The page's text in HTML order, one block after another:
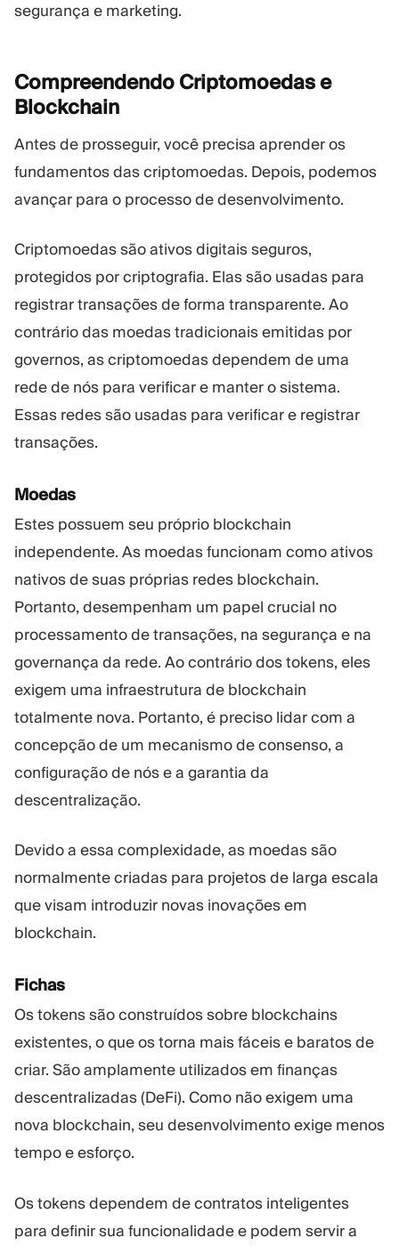
segurança e marketing.
Compreendendo Criptomoedas e
Blockchain
Antes de prosseguir, você precisa aprender os
fundamentos das criptomoedas. Depois, podemos
avançar para o processo de desenvolvimento.
Criptomoedas são ativos digitais seguros,
protegidos por criptografia. Elas são usadas para
registrar transações de forma transparente. Ao
contrário das moedas tradicionais emitidas por
governos, as criptomoedas dependem de uma
rede de nós para verificar e manter o sistema.
Essas redes são usadas para verificar e registrar
transações.
Moedas
Estes possuem seu próprio blockchain
independente. As moedas funcionam como ativos
nativos de suas próprias redes blockchain.
Portanto, desempenham um papel crucial no
processamento de transações, na segurança e na
governança da rede. Ao contrário dos tokens, eles
exigem uma infraestrutura de blockchain
totalmente nova. Portanto, é preciso lidar com a
concepção de um mecanismo de consenso, a
configuração de nós e a garantia da
descentralização.
Devido a essa complexidade, as moedas são
normalmente criadas para projetos de larga escala
que visam introduzir novas inovações em
blockchain.
Fichas
Os tokens são construídos sobre blockchains
existentes, o que os torna mais fáceis e baratos de
criar. São amplamente utilizados em finanças
descentralizadas (DeFi). Como não exigem uma
nova blockchain, seu desenvolvimento exige menos
tempo e esforço.
Os tokens dependem de contratos inteligentes
para definir sua funcionalidade e podem servir a